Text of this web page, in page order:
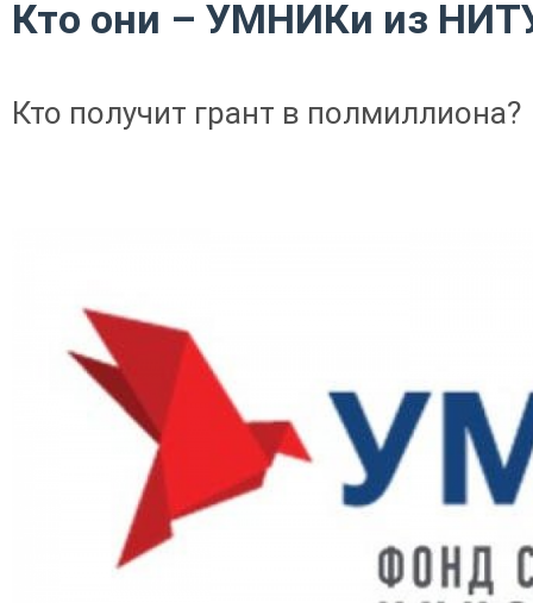
Кто они – УМНИКи из
Кто получит грант в полмиллиона?